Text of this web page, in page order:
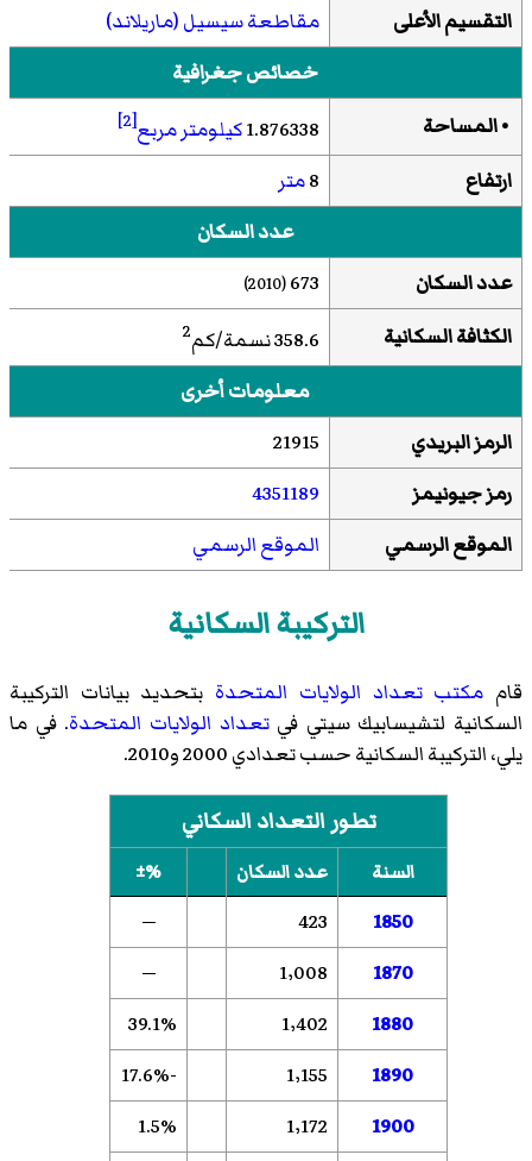
التقسيم الأعلى
مقاطعة سيسيل (ماريلاند)
خصائص جغرافية
• المساحة
1.876338كيلومتر مربع[2]
ارتفاع 8متر
عدد السكان
عدد السكان
673
(2010)
الكثافة السكانية 358.6 نسمة/كم 2
معلومات أخرى
الرمز البريدي
21915
رمز جيونيمز
4351189
الموقع الرسمي
الموقع الرسمي
التركيبة السكانية
قام مكتب تعداد الولايات المتحدة بتحديد بيانات التركيبة
السكانية لتشيسابيك سيتي فيتعداد الولايات المتحدة. في ما
يلي، التركيبة السكانية حسب تعدادي 2000 و2010.
تطور التعداد السكاني
السنة عدد السكان %±
1850
423
—
1870
1٬008
—
1880
1٬402
39.1%
1890
1٬155
-17.6%
1900
1٬172
1.5%